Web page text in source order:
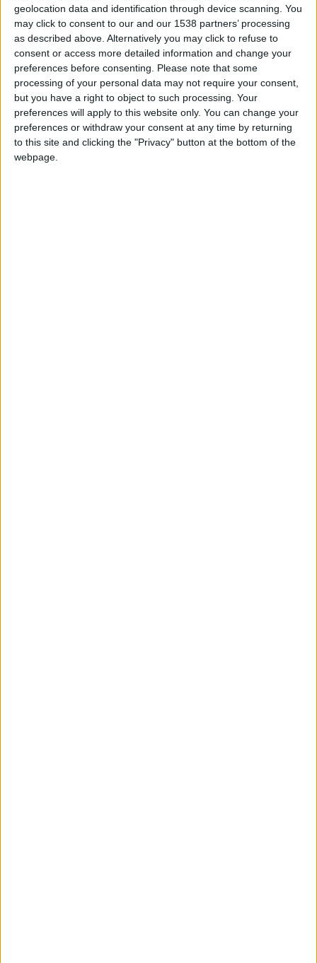
geolocation data and identification through device scanning. You
may click to consent to our and our 1538 partners’ processing
as described above. Alternatively you may click to refuse to
consent or access more detailed information and change your
preferences before consenting.
Please note that some
processing of your personal data may not require your consent,
but you have a right to object to such processing. Your
preferences will apply to this website only. You can change your
preferences or withdraw your consent at any time by returning
to this site and clicking the "Privacy" button at the bottom of the
webpage.
a été véritablement décisif, passeur sur le but tricolore de
Fodé Sylla pour l’ouverture du score. Sinaté a disputé toute la
rencontre, au contraire de Bouabré et Tincres, sortis à la 67e
minute de jeu.
Fodé Sylla
(2006) with the opener!
Dan Sinaté
(2006) with the
assist!#U17Euro
pic.twitter.com/StmWdnLQQR